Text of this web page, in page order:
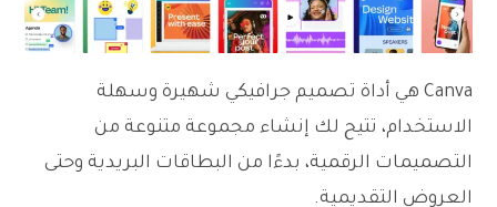
Canva هي أداة تصميم جرافيكي شهيرة وسهلة
الاستخدام، تتيح لك إنشاء مجموعة متنوعة من
التصميمات الرقمية، بدءًا من البطاقات البريدية وحتى
العروض التقديمية.